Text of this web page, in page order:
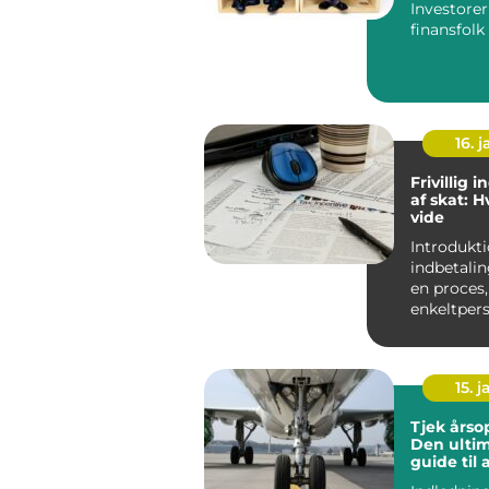
finansfolk ? En
16.
Frivillig
af skat:
vide
Introduktion
en
15.
Tjek
Den
guide til